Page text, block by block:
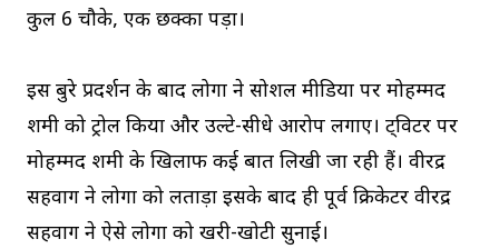
कुल 6 चौके, एक छक्का पड़ा।
इस बुरे प्रदर्शन के बाद लोगों ने सोशल मीडिया पर मोहम्मद
शमी को ट्रोल किया और उल्टे-सीधे आरोप लगाए। ट्विटर पर
मोहम्मद शमी के खिलाफ कई बातें लिखी जा रही हैं। वीरेंद्र
सहवाग ने लोगों को लताड़ा इसके बाद ही पूर्व क्रिकेटर वीरेंद्र
सहवाग ने ऐसे लोगों को खरी-खोटी सुनाई।